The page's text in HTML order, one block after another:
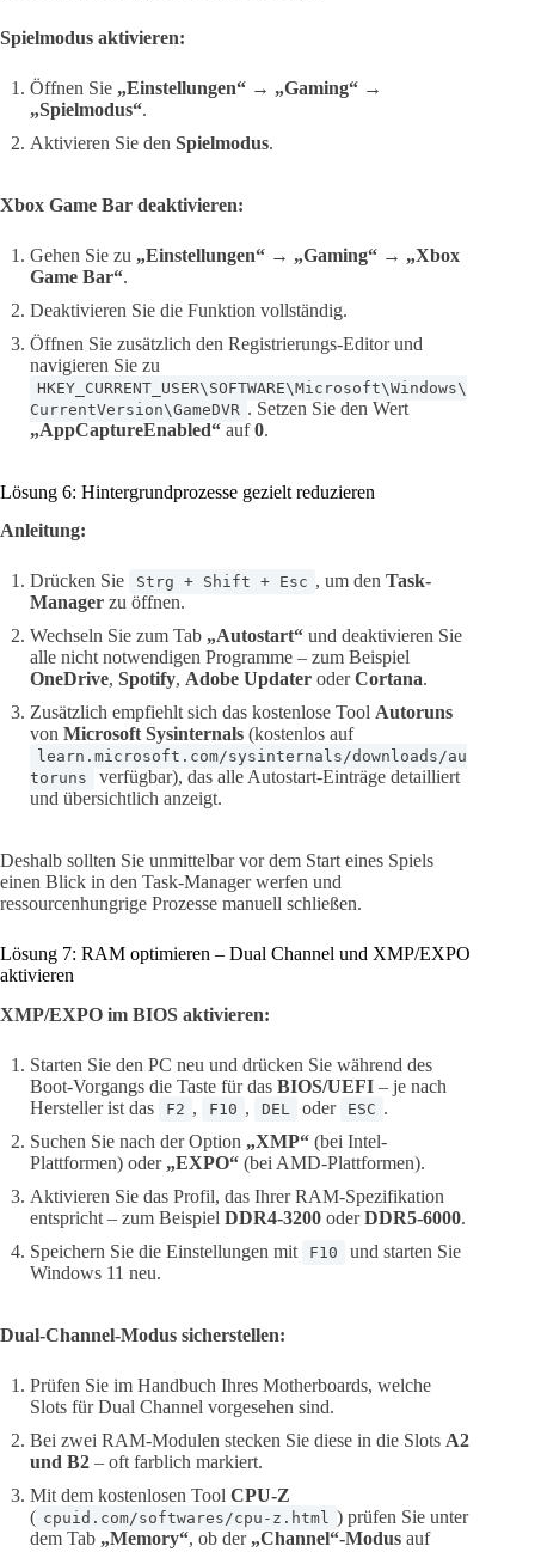
Spielmodus aktivieren:
Öffnen Sie „Einstellungen“ → „Gaming“ →
„Spielmodus“.
Aktivieren Sie den Spielmodus.
Xbox Game Bar deaktivieren:
Gehen Sie zu „Einstellungen“ → „Gaming“ → „Xbox
Game Bar“.
Deaktivieren Sie die Funktion vollständig.
Öffnen Sie zusätzlich den Registrierungs-Editor und
navigieren Sie zu
HKEY_CURRENT_USER\SOFTWARE\Microsoft\Windows\
CurrentVersion\GameDVR . Setzen Sie den Wert
„AppCaptureEnabled“ auf0.
Lösung 6: Hintergrundprozesse gezielt reduzieren
Anleitung:
Drücken Sie Strg + Shift + Esc , um den Task-
Manager zu öffnen.
Wechseln Sie zum Tab „Autostart“ und deaktivieren Sie
alle nicht notwendigen Programme – zum Beispiel
OneDrive, Spotify, Adobe Updater oderCortana.
Zusätzlich empfiehlt sich das kostenlose Tool Autoruns
von Microsoft Sysinternals (kostenlos auf
learn.microsoft.com/sysinternals/downloads/au
toruns
verfügbar), das alle Autostart-Einträge detailliert
und übersichtlich anzeigt.
Deshalb sollten Sie unmittelbar vor dem Start eines Spiels
einen Blick in den Task-Manager werfen und
ressourcenhungrige Prozesse manuell schließen.
Lösung 7: RAM optimieren – Dual Channel und XMP/EXPO
aktivieren
XMP/EXPO im BIOS aktivieren:
Starten Sie den PC neu und drücken Sie während des
Boot-Vorgangs die Taste für das BIOS/UEFI – je nach
Hersteller ist das
F2 , F10 , DEL oder ESC .
Suchen Sie nach der Option „XMP“ (bei Intel-
Plattformen) oder „EXPO“ (bei AMD-Plattformen).
Aktivieren Sie das Profil, das Ihrer RAM-Spezifikation
entspricht – zum Beispiel DDR4-3200 oderDDR5-6000.
Speichern Sie die Einstellungen mit
F10
und starten Sie
Windows 11 neu.
Dual-Channel-Modus sicherstellen:
Prüfen Sie im Handbuch Ihres Motherboards, welche
Slots für Dual Channel vorgesehen sind.
Bei zwei RAM-Modulen stecken Sie diese in die Slots A2
und B2 – oft farblich markiert.
Mit dem kostenlosen Tool CPU-Z
( cpuid.com/softwares/cpu-z.html ) prüfen Sie unter
dem Tab „Memory“, ob der „Channel“-Modus auf